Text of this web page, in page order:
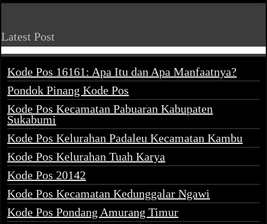
Latest Post
Kode Pos 16161: Apa Itu dan Apa Manfaatnya?
Pondok Pinang Kode Pos
Kode Pos Kecamatan Pabuaran Kabupaten
Sukabumi
Kode Pos Kelurahan Padaleu Kecamatan Kambu
Kode Pos Kelurahan Tuah Karya
Kode Pos 20142
Kode Pos Kecamatan Kedunggalar Ngawi
Kode Pos Pondang Amurang Timur